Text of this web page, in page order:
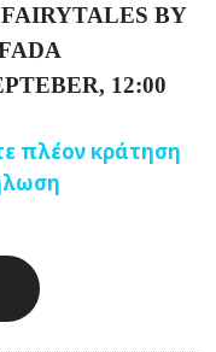
BY
12:00
πλέον κράτηση